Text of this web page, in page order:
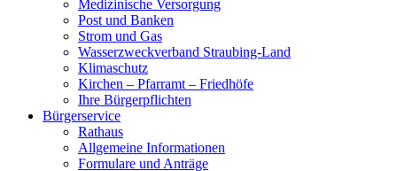
Medizinische Versorgung
Post und Banken
Strom und Gas
Wasserzweckverband Straubing-Land
Klimaschutz
Kirchen – Pfarramt – Friedhöfe
Ihre Bürgerpflichten
Bürgerservice
Rathaus
Allgemeine Informationen
Formulare und Anträge